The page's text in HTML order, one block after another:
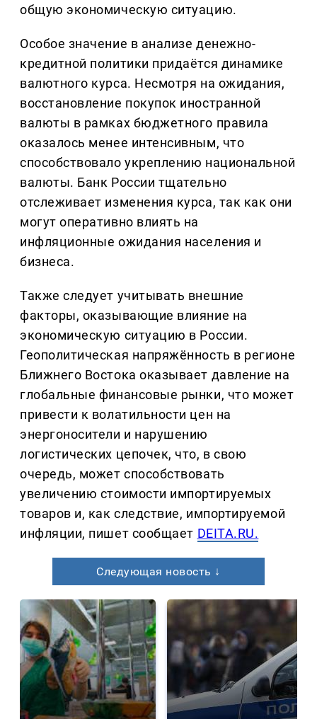
общую экономическую ситуацию.
Особое значение в анализе денежно-
кредитной политики придаётся динамике
валютного курса. Несмотря на ожидания,
восстановление покупок иностранной
валюты в рамках бюджетного правила
оказалось менее интенсивным, что
способствовало укреплению национальной
валюты. Банк России тщательно
отслеживает изменения курса, так как они
могут оперативно влиять на
инфляционные ожидания населения и
бизнеса.
Также следует учитывать внешние
факторы, оказывающие влияние на
экономическую ситуацию в России.
Геополитическая напряжённость в регионе
Ближнего Востока оказывает давление на
глобальные финансовые рынки, что может
привести к волатильности цен на
энергоносители и нарушению
логистических цепочек, что, в свою
очередь, может способствовать
увеличению стоимости импортируемых
товаров и, как следствие, импортируемой
инфляции, пишет сообщает DEITA.RU.
Следующая новость ↓